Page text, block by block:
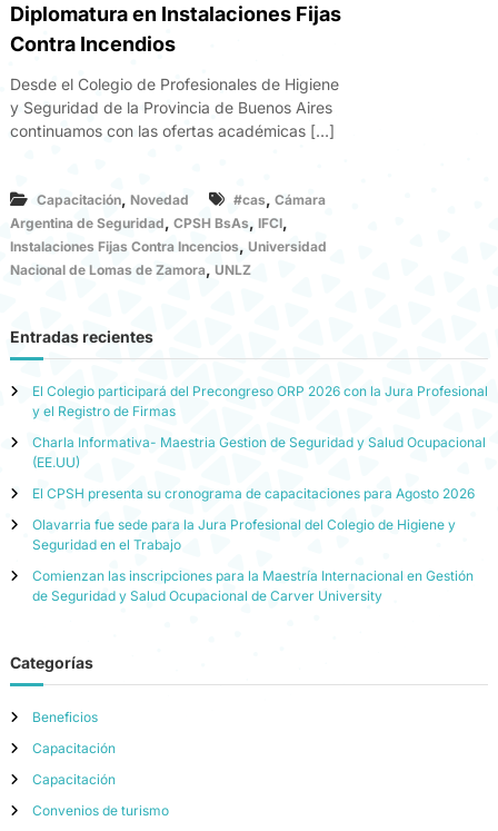
Diplomatura en Instalaciones Fijas
Contra Incendios
Desde el Colegio de Profesionales de Higiene
y Seguridad de la Provincia de Buenos Aires
continuamos con las ofertas académicas […]
Capacitación, Novedad #cas , Cámara
Argentina de Seguridad , CPSH BsAs, IFCI,
Instalaciones Fijas Contra Incencios, Universidad
Nacional de Lomas de Zamora, UNLZ
Entradas recientes
El Colegio participará del Precongreso ORP 2026 con la Jura Profesional
y el Registro de Firmas
Charla Informativa- Maestria Gestion de Seguridad y Salud Ocupacional
(EE.UU)
El CPSH presenta su cronograma de capacitaciones para Agosto 2026
Olavarria fue sede para la Jura Profesional del Colegio de Higiene y
Seguridad en el Trabajo
Comienzan las inscripciones para la Maestría Internacional en Gestión
de Seguridad y Salud Ocupacional de Carver University
Categorías
Beneficios
Capacitación
Capacitación
Convenios de turismo